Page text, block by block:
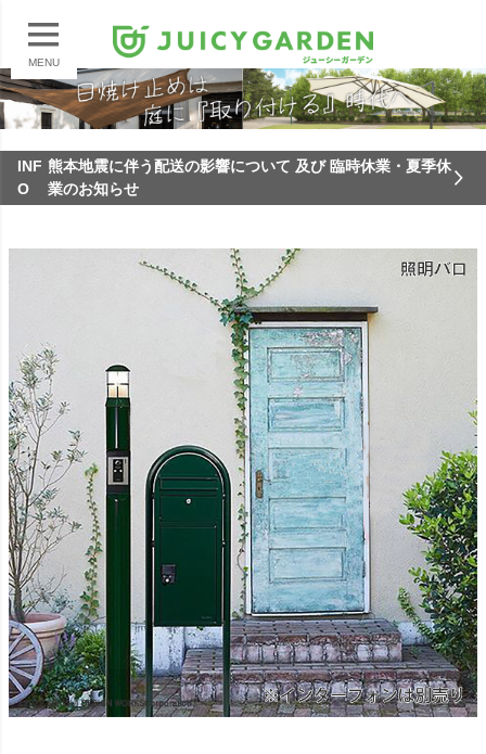
MENU
INF
O
熊本地震に伴う配送の影響について 及び 臨時休業・夏季休
業のお知らせ